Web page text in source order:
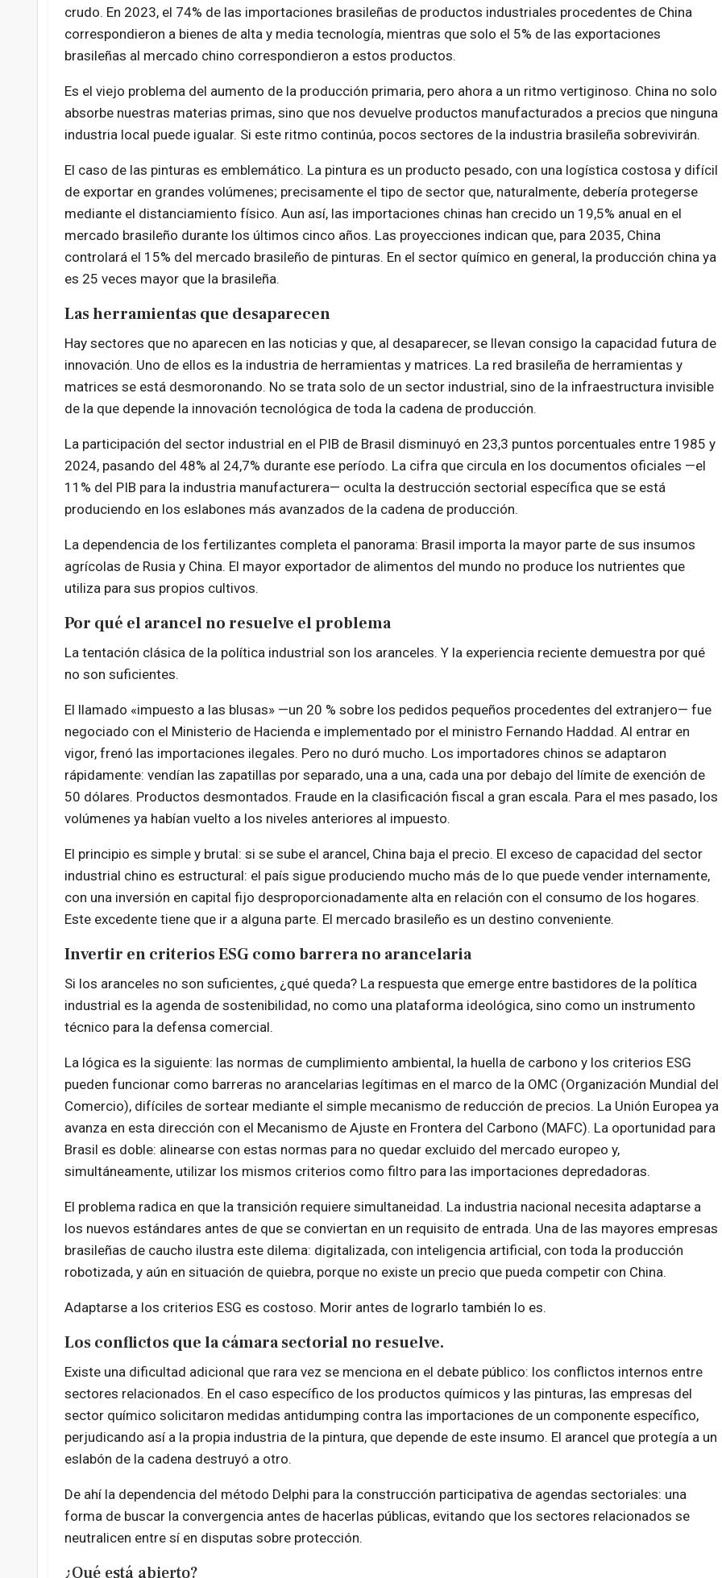
crudo. En 2023, el 74% de las importaciones brasileñas de productos industriales procedentes de China
correspondieron a bienes de alta y media tecnología, mientras que solo el 5% de las exportaciones
brasileñas al mercado chino correspondieron a estos productos.
Es el viejo problema del aumento de la producción primaria, pero ahora a un ritmo vertiginoso. China no solo
absorbe nuestras materias primas, sino que nos devuelve productos manufacturados a precios que ninguna
industria local puede igualar. Si este ritmo continúa, pocos sectores de la industria brasileña sobrevivirán.
El caso de las pinturas es emblemático. La pintura es un producto pesado, con una logística costosa y difícil
de exportar en grandes volúmenes; precisamente el tipo de sector que, naturalmente, debería protegerse
mediante el distanciamiento físico. Aun así, las importaciones chinas han crecido un 19,5% anual en el
mercado brasileño durante los últimos cinco años. Las proyecciones indican que, para 2035, China
controlará el 15% del mercado brasileño de pinturas. En el sector químico en general, la producción china ya
es 25 veces mayor que la brasileña.
Las herramientas que desaparecen
Hay sectores que no aparecen en las noticias y que, al desaparecer, se llevan consigo la capacidad futura de
innovación. Uno de ellos es la industria de herramientas y matrices. La red brasileña de herramientas y
matrices se está desmoronando. No se trata solo de un sector industrial, sino de la infraestructura invisible
de la que depende la innovación tecnológica de toda la cadena de producción.
La participación del sector industrial en el PIB de Brasil disminuyó en 23,3 puntos porcentuales entre 1985 y
2024, pasando del 48% al 24,7% durante ese período. La cifra que circula en los documentos oficiales —el
11% del PIB para la industria manufacturera— oculta la destrucción sectorial específica que se está
produciendo en los eslabones más avanzados de la cadena de producción.
La dependencia de los fertilizantes completa el panorama: Brasil importa la mayor parte de sus insumos
agrícolas de Rusia y China. El mayor exportador de alimentos del mundo no produce los nutrientes que
utiliza para sus propios cultivos.
Por qué el arancel no resuelve el problema
La tentación clásica de la política industrial son los aranceles. Y la experiencia reciente demuestra por qué
no son suficientes.
El llamado «impuesto a las blusas» —un 20 % sobre los pedidos pequeños procedentes del extranjero— fue
negociado con el Ministerio de Hacienda e implementado por el ministro Fernando Haddad. Al entrar en
vigor, frenó las importaciones ilegales. Pero no duró mucho. Los importadores chinos se adaptaron
rápidamente: vendían las zapatillas por separado, una a una, cada una por debajo del límite de exención de
50 dólares. Productos desmontados. Fraude en la clasificación fiscal a gran escala. Para el mes pasado, los
volúmenes ya habían vuelto a los niveles anteriores al impuesto.
El principio es simple y brutal: si se sube el arancel, China baja el precio. El exceso de capacidad del sector
industrial chino es estructural: el país sigue produciendo mucho más de lo que puede vender internamente,
con una inversión en capital fijo desproporcionadamente alta en relación con el consumo de los hogares.
Este excedente tiene que ir a alguna parte. El mercado brasileño es un destino conveniente.
Invertir en criterios ESG como barrera no arancelaria
Si los aranceles no son suficientes, ¿qué queda? La respuesta que emerge entre bastidores de la política
industrial es la agenda de sostenibilidad, no como una plataforma ideológica, sino como un instrumento
técnico para la defensa comercial.
La lógica es la siguiente: las normas de cumplimiento ambiental, la huella de carbono y los criterios ESG
pueden funcionar como barreras no arancelarias legítimas en el marco de la OMC (Organización Mundial del
Comercio), difíciles de sortear mediante el simple mecanismo de reducción de precios. La Unión Europea ya
avanza en esta dirección con el Mecanismo de Ajuste en Frontera del Carbono (MAFC). La oportunidad para
Brasil es doble: alinearse con estas normas para no quedar excluido del mercado europeo y,
simultáneamente, utilizar los mismos criterios como filtro para las importaciones depredadoras.
El problema radica en que la transición requiere simultaneidad. La industria nacional necesita adaptarse a
los nuevos estándares antes de que se conviertan en un requisito de entrada. Una de las mayores empresas
brasileñas de caucho ilustra este dilema: digitalizada, con inteligencia artificial, con toda la producción
robotizada, y aún en situación de quiebra, porque no existe un precio que pueda competir con China.
Adaptarse a los criterios ESG es costoso. Morir antes de lograrlo también lo es.
Los conflictos que la cámara sectorial no resuelve.
Existe una dificultad adicional que rara vez se menciona en el debate público: los conflictos internos entre
sectores relacionados. En el caso específico de los productos químicos y las pinturas, las empresas del
sector químico solicitaron medidas antidumping contra las importaciones de un componente específico,
perjudicando así a la propia industria de la pintura, que depende de este insumo. El arancel que protegía a un
eslabón de la cadena destruyó a otro.
De ahí la dependencia del método Delphi para la construcción participativa de agendas sectoriales: una
forma de buscar la convergencia antes de hacerlas públicas, evitando que los sectores relacionados se
neutralicen entre sí en disputas sobre protección.
¿Qué está abierto?